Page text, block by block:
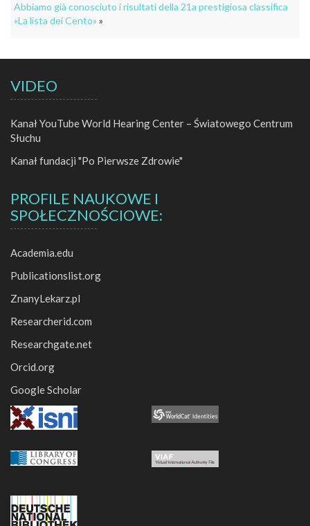
Abbiamo già conosciuto i risultati della 21a prestigiosa classifica
«La lista dei Cento» »
VIDEO
Kanał YouTube World Hearing Center – Światowego Centrum
Słuchu
Kanał fundacji "Po Pierwsze Zdrowie"
PROFILE NAUKOWE I
SPOŁECZNOŚCIOWE:
Academia.edu
Publicationslist.org
ZnanyLekarz.pl
Researcherid.com
Researchgate.net
Orcid.org
Google Scholar